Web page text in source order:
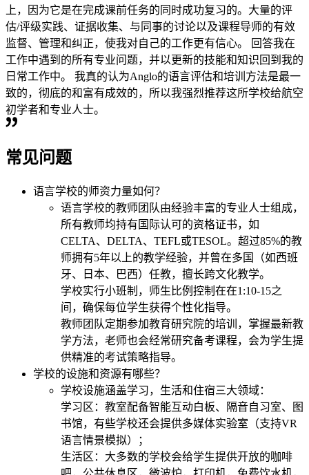
上，因为它是在完成课前任务的同时成功复习的。大量的评
估/评级实践、证据收集、与同事的讨论以及课程导师的有效
监督、管理和纠正，使我对自己的工作更有信心。 回答我在
工作中遇到的所有专业问题，并以更新的技能和知识回到我的
日常工作中。 我真的认为Anglo的语言评估和培训方法是最一
致的，彻底的和富有成效的，所以我强烈推荐这所学校给航空
初学者和专业人士。
常见问题
语言学校的师资力量如何？
语言学校的教师团队由经验丰富的专业人士组成，
所有教师均持有国际认可的资格证书，如
CELTA、DELTA、TEFL或TESOL。超过85%的教
师拥有5年以上的教学经验，并曾在多国（如西班
牙、日本、巴西）任教，擅长跨文化教学。
学校实行小班制，师生比例控制在在1:10-15之
间，确保每位学生获得个性化指导。
教师团队定期参加教育研究院的培训，掌握最新教
学方法，老师也会经常研究备考课程，会为学生提
供精准的考试策略指导。
学校的设施和资源有哪些？
学校设施涵盖学习，生活和住宿三大领域：
学习区：教室配备智能互动白板、隔音自习室、图
书馆，有些学校还会提供多媒体实验室（支持VR
语言情景模拟）；
生活区：大多数的学校会给学生提供开放的咖啡